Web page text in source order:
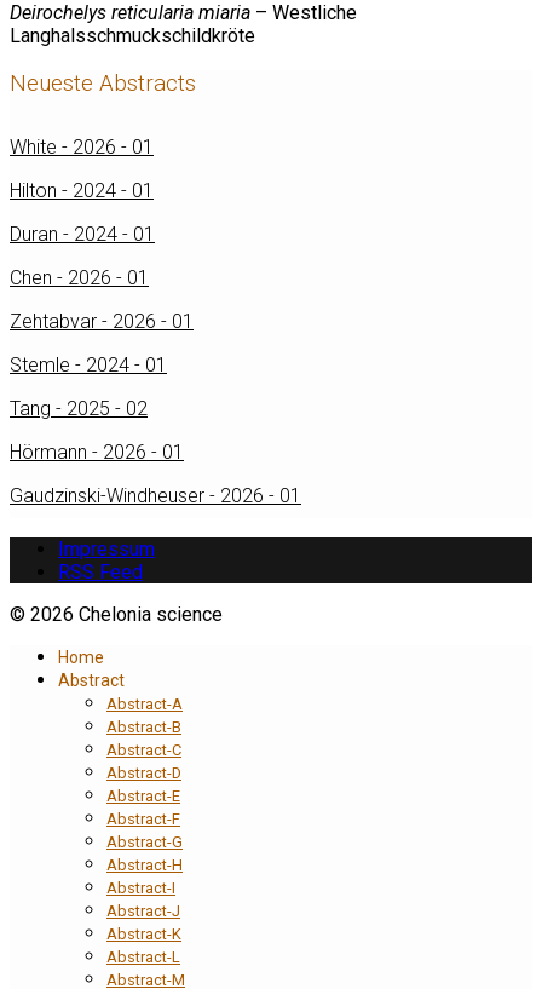
Deirochelys reticularia miaria – Westliche
Langhalsschmuckschildkröte
Neueste Abstracts
White - 2026 - 01
Hilton - 2024 - 01
Duran - 2024 - 01
Chen - 2026 - 01
Zehtabvar - 2026 - 01
Stemle - 2024 - 01
Tang - 2025 - 02
Hörmann - 2026 - 01
Gaudzinski-Windheuser - 2026 - 01
Impressum
RSS Feed
© 2026 Chelonia science
Home
Abstract
Abstract-A
Abstract-B
Abstract-C
Abstract-D
Abstract-E
Abstract-F
Abstract-G
Abstract-H
Abstract-I
Abstract-J
Abstract-K
Abstract-L
Abstract-M